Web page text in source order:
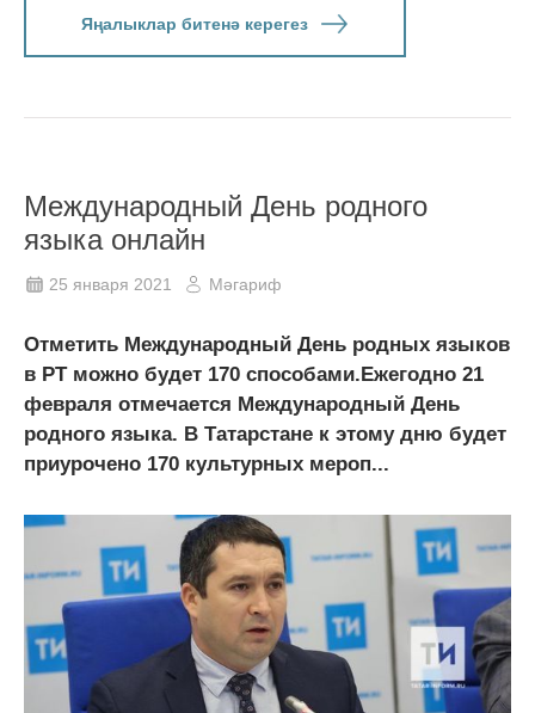
Яңалыклар битенә керегез
Международный День родного
языка онлайн
25 января 2021 Мәгариф
Отметить Международный День родных языков
в РТ можно будет 170 способами.Ежегодно 21
февраля отмечается Международный День
родного языка. В Татарстане к этому дню будет
приурочено 170 культурных мероп...